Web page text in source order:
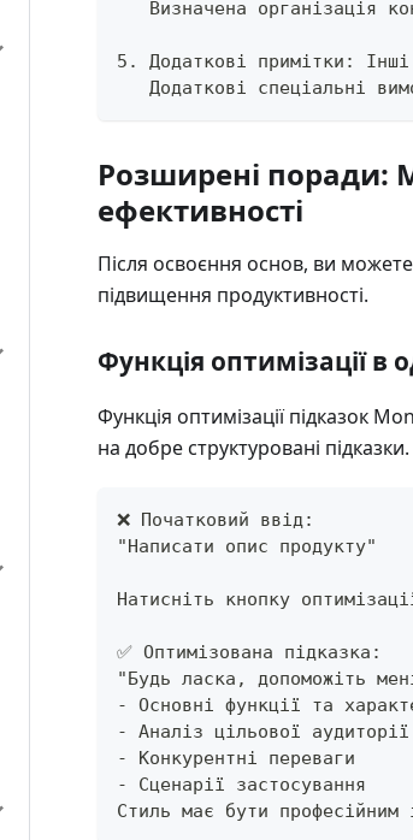
Визначена організація
5. Додаткові примітки: Інші
Додаткові спеціальні
Розширені поради:
ефективності
Після освоєння основ, ви
підвищення продуктивності.
Функція оптимізації в
Функція оптимізації підказок
на добре структуровані підказки.
❌ Початковий ввід:
"Написати опис продукту"
Натисніть кнопку
✅ Оптимізована підказка:
"Будь ласка, допоможіть
- Основні функції та
- Аналіз цільової аудиторії
- Конкурентні переваги
- Сценарії застосування
Стиль має бути професійним